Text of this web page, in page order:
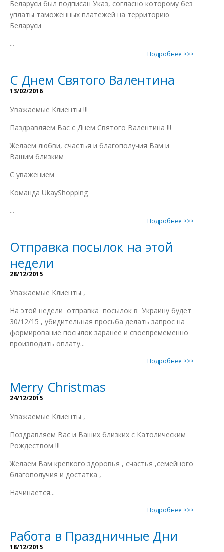
Беларуси был подписан Указ, согласно которому без
уплаты таможенных платежей на территорию
Беларуси
...
Подробнее >>>
С Днем Святого Валентина
13/02/2016
Уважаемые Клиенты !!!
Паздравляем Вас с Днем Святого Валентина !!!
Желаем любви, счастья и благополучия Вам и
Вашим близким
С уважением
Команда UkayShopping
...
Подробнее >>>
Отправка посылок на этой
недели
28/12/2015
Уважаемые Клиенты ,
На этой недели отправка посылок в Украину будет
30/12/15 , убидительная просьба делать запрос на
формирование посылок заранее и своевремеменно
производить оплату...
Подробнее >>>
Merry Christmas
24/12/2015
Уважаемые Клиенты ,
Поздравляем Вас и Ваших близких с Католическим
Рождеством !!!
Желаем Вам крепкого здоровья , счастья ,семейного
благополучия и достатка ,
Начинается...
Подробнее >>>
Работа в Праздничные Дни
18/12/2015